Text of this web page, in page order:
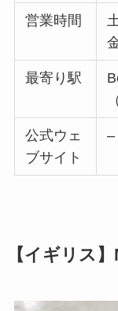
営業時間
最寄り駅
公式ウェ
ブサイト
–
【イギリス